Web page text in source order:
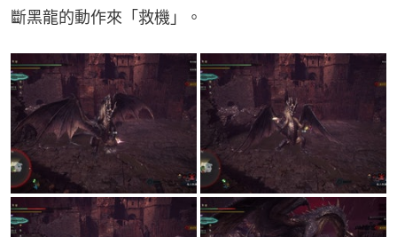
斷黑龍的動作來「救機」。